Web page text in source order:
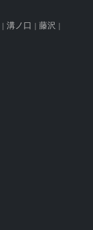
溝ノ口 藤沢